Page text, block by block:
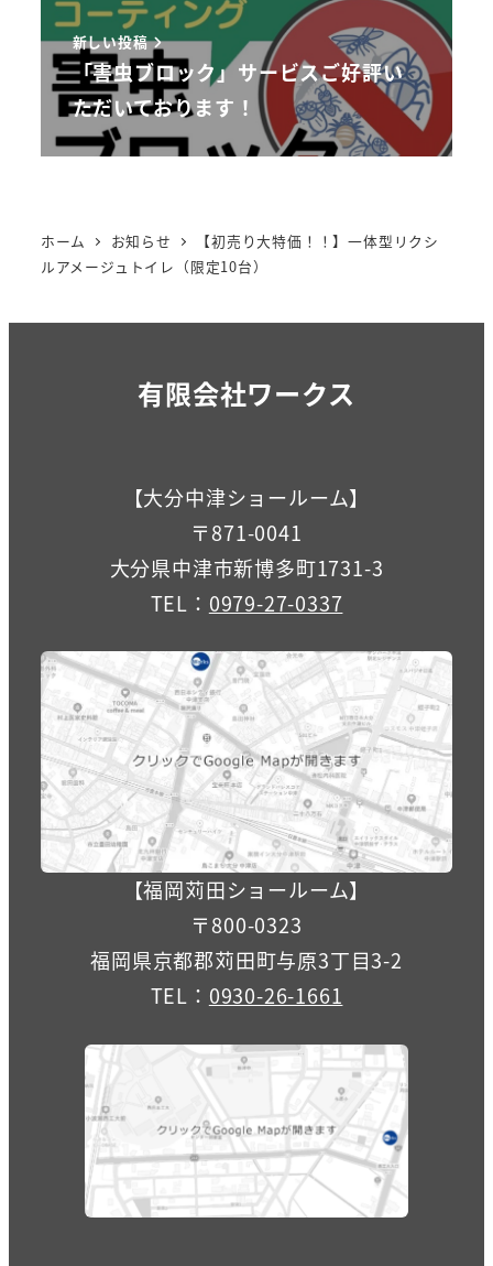
新しい投稿
「害虫ブロック」サービスご好評い
ただいております！
ホーム お知らせ
【初売り大特価！！】一体型リクシ
ルアメージュトイレ（限定10台）
有限会社ワークス
【大分中津ショールーム】
〒871-0041
大分県中津市新博多町1731-3
TEL： 0979-27-0337
【福岡苅田ショールーム】
〒800-0323
福岡県京都郡苅田町与原3丁目3-2
TEL： 0930-26-1661